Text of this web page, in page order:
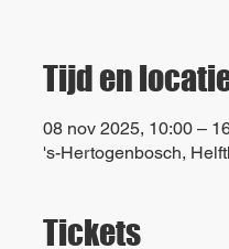
Tijd en
08 nov 2025, 10:00 –
's-Hertogenbosch,
Tickets